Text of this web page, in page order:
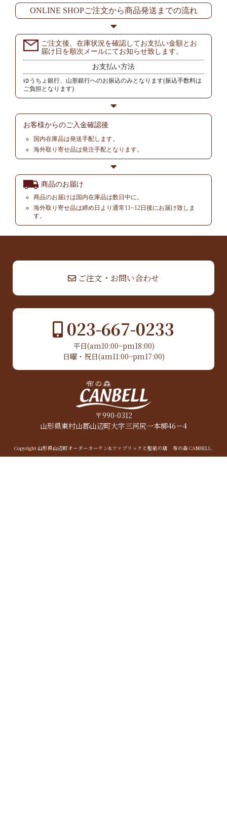
ONLINE SHOPご注文から商品発送までの流れ
ご注文後、在庫状況を確認してお支払い金額とお
届け日を順次メールにてお知らせ致します。
お支払い方法
ゆうちょ銀行、山形銀行へのお振込のみとなります(振込手数料は
ご負担となります)
お客様からのご入金確認後
国内在庫品は発送手配します。
海外取り寄せ品は発注手配となります。
商品のお届け
商品のお届けは国内在庫品は数日中に。
海外取り寄せ品は締め日より通常11~12日後にお届け致しま
す。
ご注文・お問い合わせ
023-667-0233
平日(am10:00~pm18:00)
日曜・祝日(am11:00~pm17:00)
〒990-0312
山形県東村山郡山辺町大字三河尻一本柳46－4
Copyright 山形県山辺町オーダーカーテン&ファブリックと壁紙の店 布の森 CANBELL.